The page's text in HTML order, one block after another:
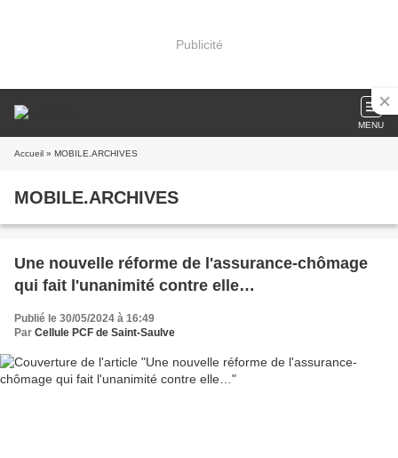
Publicité
MENU
Accueil » MOBILE.ARCHIVES
MOBILE.ARCHIVES
Une nouvelle réforme de l'assurance-chômage
qui fait l'unanimité contre elle…
Publié le 30/05/2024 à 16:49
Par Cellule PCF de Saint-Saulve